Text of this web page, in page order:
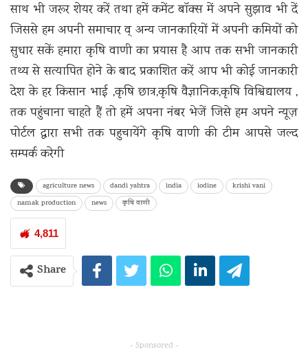
साथ भी जरूर शेयर करें तथा हमें कमेंट बॉक्स में अपने सुझाव भी दें
जिससे हम अपनी समाचार व् अन्य जानकारियों में अपनी कमियों को
सुधार सकें हमारा कृषि वाणी का प्रयास है आप तक सभी जानकारी
तथ्य से सत्यापित होने के बाद प्रकाशित करें आप भी कोई जानकारी
देश के हर किसान भाई ,कृषि छात्र,कृषि वैज्ञानिक,कृषि विश्विद्यालय ,
तक पहुंचाना चाहते हैं तो हमें अपना नंबर भेजें जिसे हम अपने न्यूज़
पोर्टल द्वारा सभी तक पहुचायेंगे कृषि वाणी की टीम आपसे जल्द
सम्पर्क करेगी
agriculture news dandi yahtra india iodine
krishi vani
namak production
news कृषि वाणी
4,811
Share
- Sponsored -